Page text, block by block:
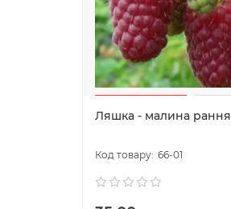
Ляшка - малина рання
66-01